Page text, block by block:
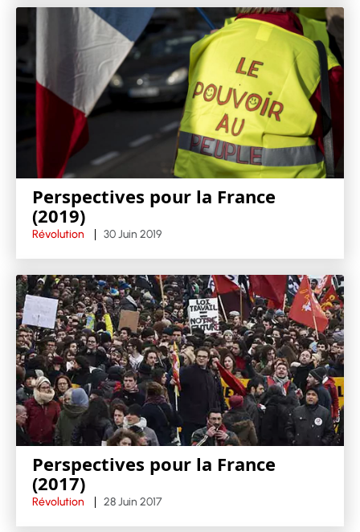
Perspectives pour la France
(2019)
Révolution 30 Juin 2019
Perspectives pour la France
(2017)
Révolution 28 Juin 2017